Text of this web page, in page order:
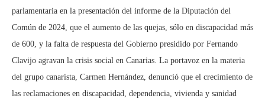
parlamentaria en la presentación del informe de la Diputación del
Común de 2024, que el aumento de las quejas, sólo en discapacidad más
de 600, y la falta de respuesta del Gobierno presidido por Fernando
Clavijo agravan la crisis social en Canarias. La portavoz en la materia
del grupo canarista, Carmen Hernández, denunció que el crecimiento de
las reclamaciones en discapacidad, dependencia, vivienda y sanidad